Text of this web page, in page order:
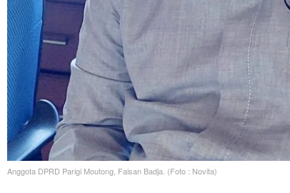
Anggota DPRD Parigi Moutong, Faisan Badja. (Foto : Novita)